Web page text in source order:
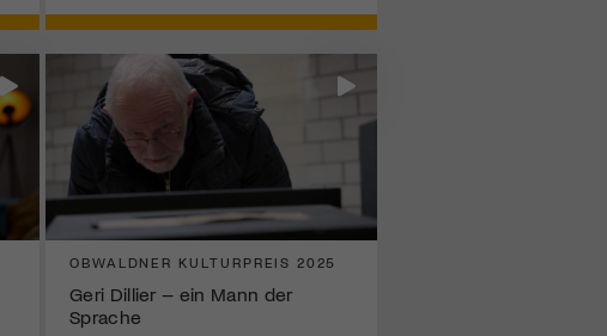
OBWALDNER KULTURPREIS 2025
Geri Dillier – ein Mann der
Sprache